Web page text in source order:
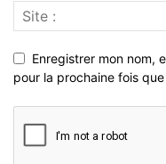
Enregistrer mon nom,
pour la prochaine fois